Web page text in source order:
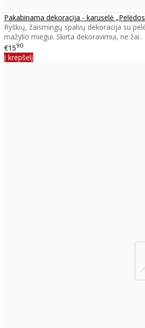
Pakabinama dekoracija - karuselė
Ryškių, žaismingų spalvų dekoracija su
mažylio miegui. Skirta dekoravimui, ne žai..
€1590
Į krepšelį